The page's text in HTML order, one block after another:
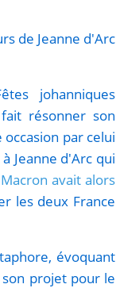
de Jeanne d'Arc
johanniques
résonner son
par celui
Jeanne d'Arc qui
avait alors
les deux France
évoquant
projet pour le